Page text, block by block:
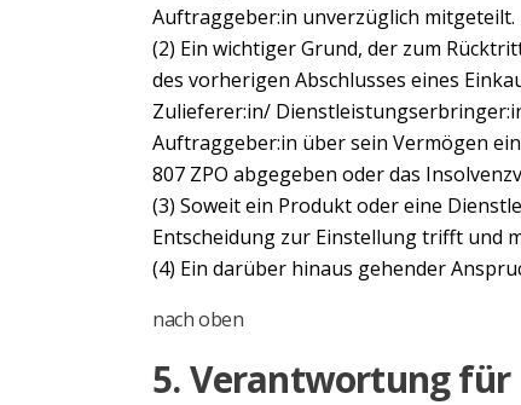
Auftraggeber:in unverzüglich mitgeteilt.
(2) Ein wichtiger Grund, der zum
des vorherigen Abschlusses eines
Zulieferer:in/
Auftraggeber:in über sein Vermögen
807 ZPO abgegeben oder das
(3) Soweit ein Produkt oder eine
Entscheidung zur Einstellung trifft und
(4) Ein darüber hinaus gehender
nach oben
5. Verantwortung